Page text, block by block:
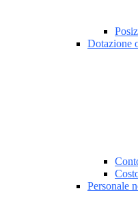
Dotazione
Personale